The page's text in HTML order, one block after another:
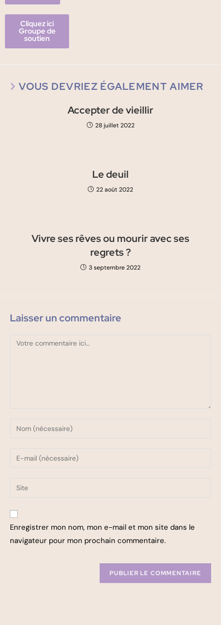
Cliquez ici
Groupe de
soutien
VOUS DEVRIEZ ÉGALEMENT AIMER
Accepter de vieillir
28 juillet 2022
Le deuil
22 août 2022
Vivre ses rêves ou mourir avec ses
regrets ?
3 septembre 2022
Laisser un commentaire
Enregistrer mon nom, mon e-mail et mon site dans le
navigateur pour mon prochain commentaire.